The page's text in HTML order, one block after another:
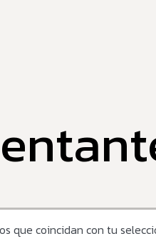
que coincidan con tu